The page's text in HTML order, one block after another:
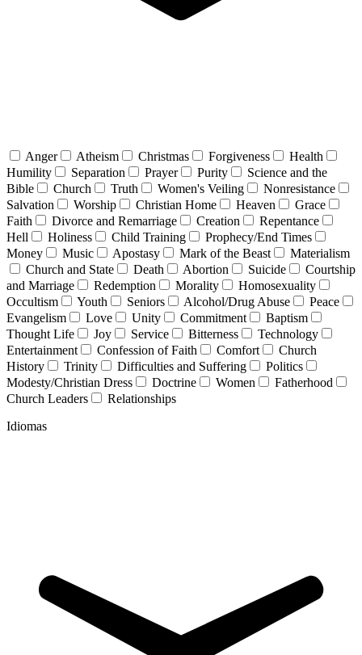
Anger Atheism Christmas Forgiveness
Health
Humility
Separation Prayer Purity
Science and the
Bible
Church Truth Women's Veiling
Nonresistance
Salvation
Worship Christian Home Heaven
Grace
Faith
Divorce and Remarriage Creation
Repentance
Hell
Holiness Child Training
Prophecy/End Times
Money
Music Apostasy Mark of the Beast
Materialism
Church and State
Death Abortion Suicide
Courtship
and Marriage
Redemption Morality
Homosexuality
Occultism
Youth Seniors Alcohol/Drug Abuse
Peace
Evangelism
Love Unity Commitment
Baptism
Thought Life
Joy Service Bitterness
Technology
Entertainment
Confession of Faith Comfort
Church
History
Trinity Difficulties and Suffering
Politics
Modesty/Christian Dress
Doctrine Women
Fatherhood
Church Leaders
Relationships
Idiomas